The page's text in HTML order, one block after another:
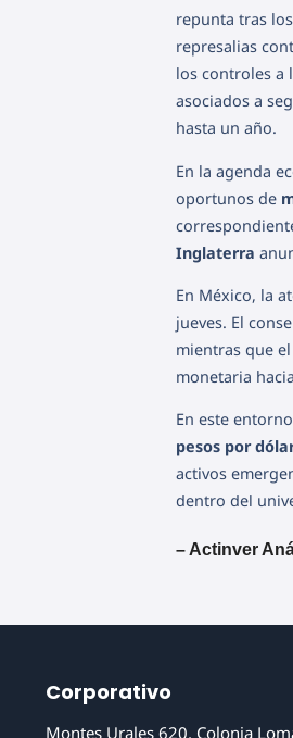
repunta tras
represalias
los controles a
asociados a
hasta un año.
En la agenda
oportunos de
Inglaterra
En México, la
jueves. El
mientras que
monetaria
En este
pesos por
activos
dentro del
– Actinver
Corporativo
Montes Urales 620, Colonia